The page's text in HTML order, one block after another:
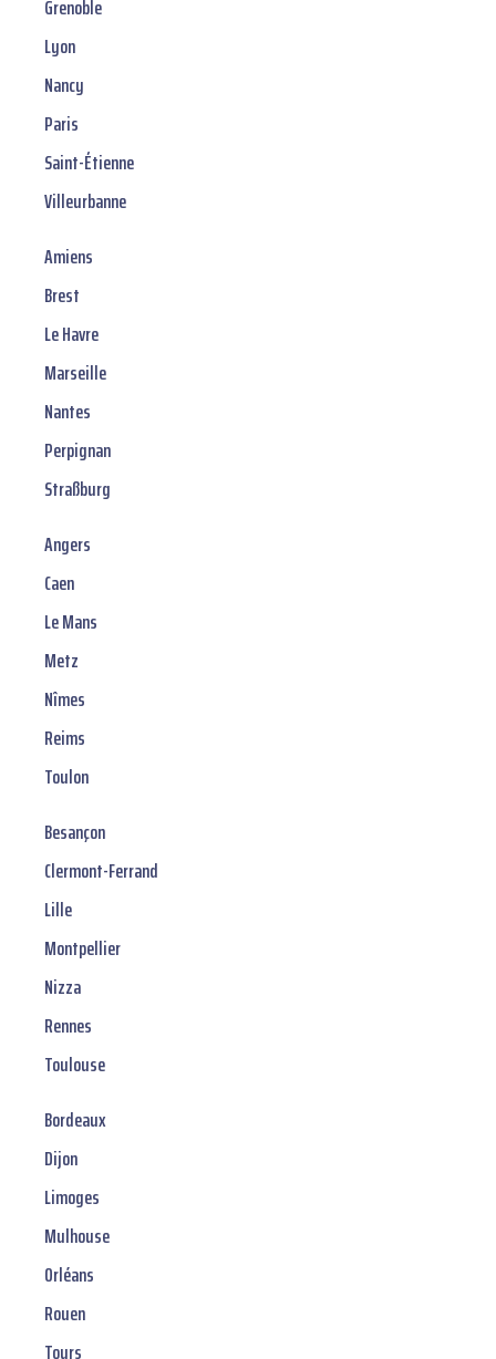
Grenoble
Lyon
Nancy
Paris
Saint-Étienne
Villeurbanne
Amiens
Brest
Le Havre
Marseille
Nantes
Perpignan
Straßburg
Angers
Caen
Le Mans
Metz
Nîmes
Reims
Toulon
Besançon
Clermont-Ferrand
Lille
Montpellier
Nizza
Rennes
Toulouse
Bordeaux
Dijon
Limoges
Mulhouse
Orléans
Rouen